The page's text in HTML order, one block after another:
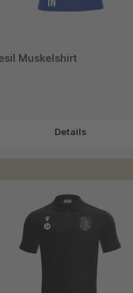
Muskelshirt
Details